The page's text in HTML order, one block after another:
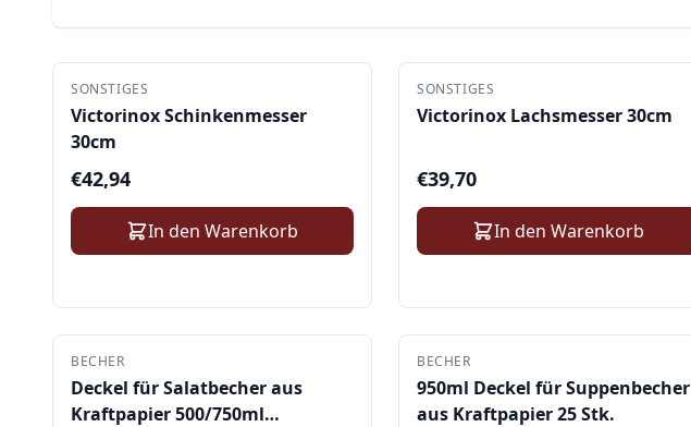
SONSTIGES
Victorinox Schinkenmesser
30cm
€42,94
In den Warenkorb
SONSTIGES
Victorinox Lachsmesser 30cm
€39,70
In den Warenkorb
BECHER
Deckel für Salatbecher aus
Kraftpapier 500/750ml
-8%
BECHER
950ml Deckel für Suppenbecher
aus Kraftpapier 25 Stk.